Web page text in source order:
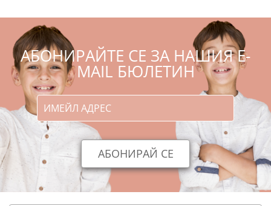
АБОНИРАЙТЕ СЕ ЗА НАШИЯ E-
MAIL БЮЛЕТИН